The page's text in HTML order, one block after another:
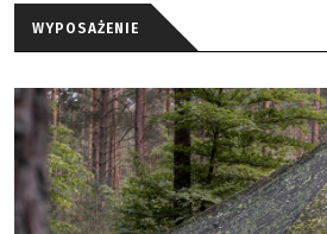
WYPOSAŻENIE